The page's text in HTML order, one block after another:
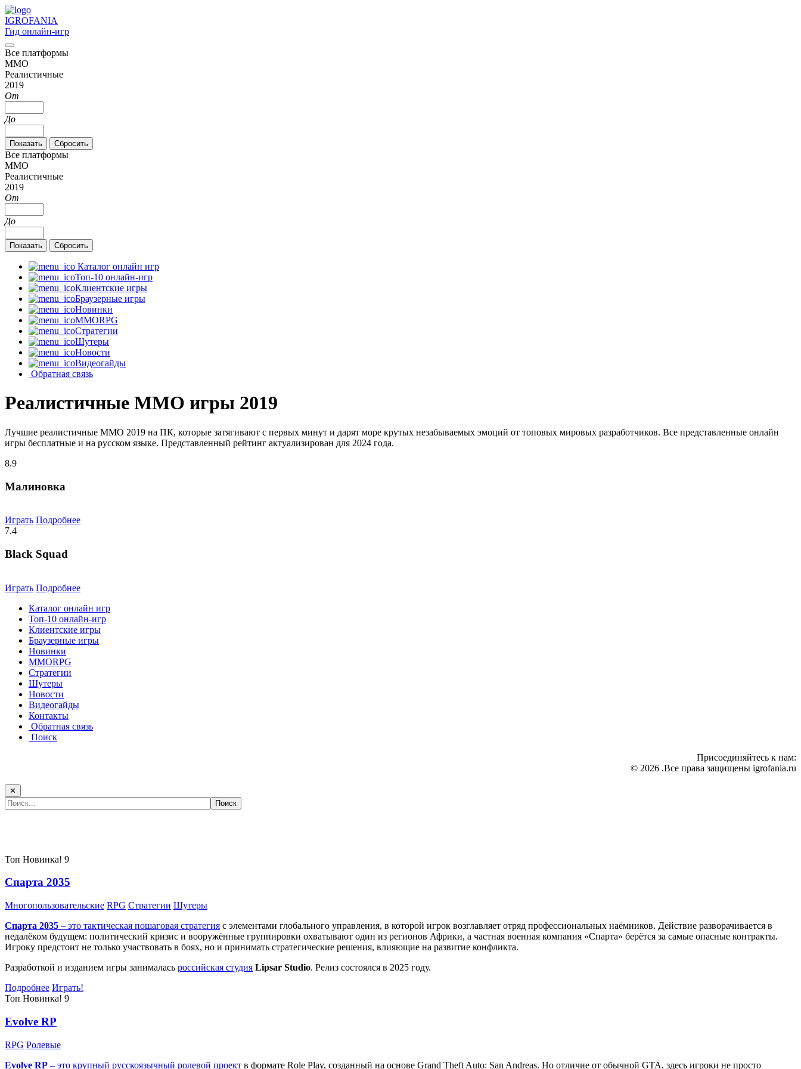
IGROFANIA
Гид онлайн-игр
Все платформы
MMO
Реалистичные
2019
От
До
Все платформы
MMO
Реалистичные
2019
От
До
Каталог онлайн игр
Топ-10 онлайн-игр
Клиентские игры
Браузерные игры
Новинки
MMORPG
Стратегии
Шутеры
Новости
Видеогайды
Обратная связь
Реалистичные MMO игры 2019
Лучшие реалистичные MMO 2019 на ПК, которые затягивают с первых минут и дарят море крутых незабываемых эмоций от топовых мировых разработчиков. Все представленные онлайн
игры бесплатные и на русском языке. Представленный рейтинг актуализирован для 2024 года.
8.9
Малиновка
Играть Подробнее
7.4
Black Squad
Играть Подробнее
Каталог онлайн игр
Топ-10 онлайн-игр
Клиентские игры
Браузерные игры
Новинки
MMORPG
Стратегии
Шутеры
Новости
Видеогайды
Контакты
Обратная связь
Поиск
Присоединяйтесь к нам:
© 2026 .Все права защищены igrofania.ru
✕
Топ Новинка! 9
Спарта 2035
Многопользовательские RPG Стратегии Шутеры
Спарта 2035 – это тактическая пошаговая стратегия с элементами глобального управления, в которой игрок возглавляет отряд профессиональных наёмников. Действие разворачивается в
недалёком будущем: политический кризис и вооружённые группировки охватывают один из регионов Африки, а частная военная компания «Спарта» берётся за самые опасные контракты.
Игроку предстоит не только участвовать в боях, но и принимать стратегические решения, влияющие на развитие конфликта.
Разработкой и изданием игры занималась российская студия Lipsar Studio. Релиз состоялся в 2025 году.
Подробнее Играть!
Топ Новинка! 9
Evolve RP
RPG Ролевые
Evolve RP – это крупный русскоязычный ролевой проект в формате Role Play, созданный на основе Grand Theft Auto: San Andreas. Но отличие от обычной GTA, здесь игроки не просто